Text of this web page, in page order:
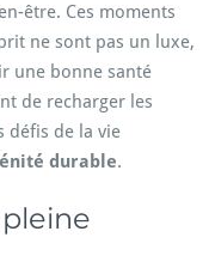
être. Ces moments
ne sont pas un luxe,
une bonne santé
de recharger les
défis de la vie
durable.